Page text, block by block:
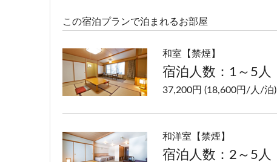
この宿泊プランで泊まれるお部屋
和室【禁煙】
宿泊人数：1～5人
37,200円 (18,600円/人/泊)
和洋室【禁煙】
宿泊人数：2～5人